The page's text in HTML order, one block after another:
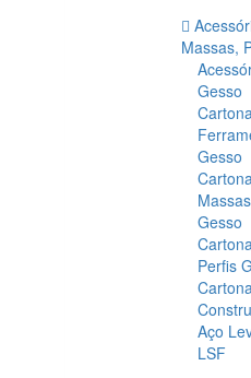
Massas,
Gesso
Gesso
Massas
Gesso
Perfis
Aço
LSF